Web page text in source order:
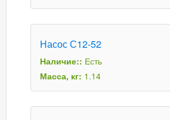
Насос С12-52
Наличие:: Есть
Масса, кг: 1.14